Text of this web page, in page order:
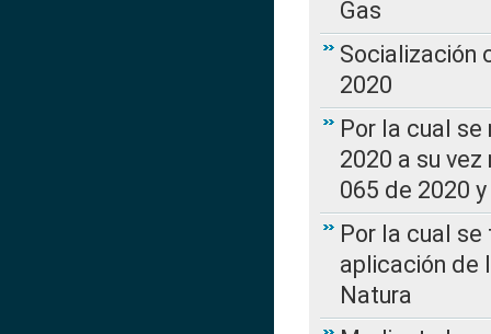
Gas
Socialización
2020
Por la cual se
2020 a su
065 de 2020
Por la cual
aplicación de
Natura